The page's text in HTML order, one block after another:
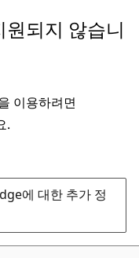
되지 않습니
이용하려면
.
에 대한 추가 정